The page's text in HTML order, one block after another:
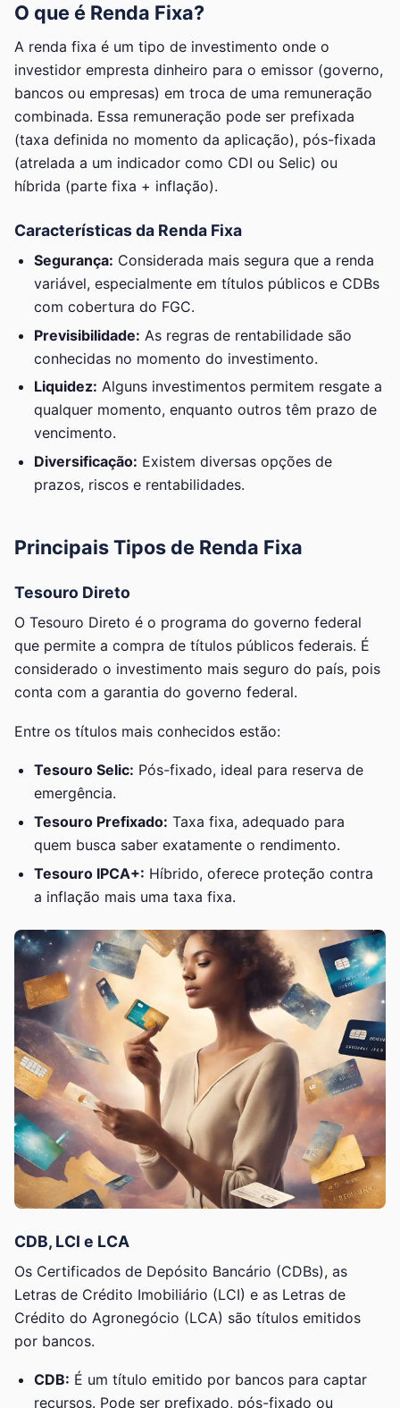
O que é Renda Fixa?
A renda fixa é um tipo de investimento onde o
investidor empresta dinheiro para o emissor (governo,
bancos ou empresas) em troca de uma remuneração
combinada. Essa remuneração pode ser prefixada
(taxa definida no momento da aplicação), pós-fixada
(atrelada a um indicador como CDI ou Selic) ou
híbrida (parte fixa + inflação).
Características da Renda Fixa
Segurança: Considerada mais segura que a renda
variável, especialmente em títulos públicos e CDBs
com cobertura do FGC.
Previsibilidade: As regras de rentabilidade são
conhecidas no momento do investimento.
Liquidez: Alguns investimentos permitem resgate a
qualquer momento, enquanto outros têm prazo de
vencimento.
Diversificação: Existem diversas opções de
prazos, riscos e rentabilidades.
Principais Tipos de Renda Fixa
Tesouro Direto
O Tesouro Direto é o programa do governo federal
que permite a compra de títulos públicos federais. É
considerado o investimento mais seguro do país, pois
conta com a garantia do governo federal.
Entre os títulos mais conhecidos estão:
Tesouro Selic: Pós-fixado, ideal para reserva de
emergência.
Tesouro Prefixado: Taxa fixa, adequado para
quem busca saber exatamente o rendimento.
Tesouro IPCA+: Híbrido, oferece proteção contra
a inflação mais uma taxa fixa.
CDB, LCI e LCA
Os Certificados de Depósito Bancário (CDBs), as
Letras de Crédito Imobiliário (LCI) e as Letras de
Crédito do Agronegócio (LCA) são títulos emitidos
por bancos.
CDB: É um título emitido por bancos para captar
recursos. Pode ser prefixado, pós-fixado ou